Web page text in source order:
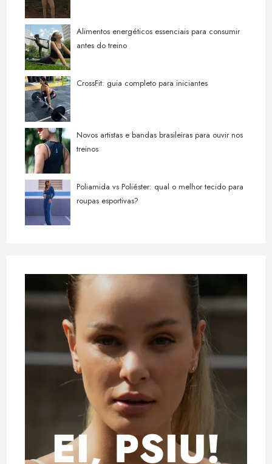
Alimentos energéticos essenciais para consumir
antes do treino
CrossFit: guia completo para iniciantes
Novos artistas e bandas brasileiras para ouvir nos
treinos
Poliamida vs Poliéster: qual o melhor tecido para
roupas esportivas?